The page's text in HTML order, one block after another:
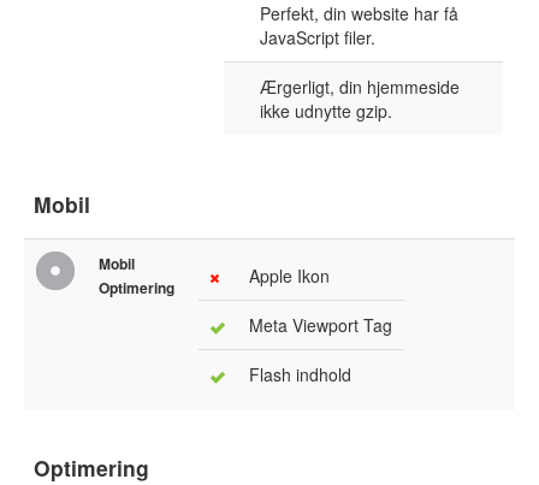
Perfekt, din website har få
JavaScript filer.
Ærgerligt, din hjemmeside
ikke udnytte gzip.
Mobil
Mobil
Optimering
Apple Ikon
Meta Viewport Tag
Flash indhold
Optimering